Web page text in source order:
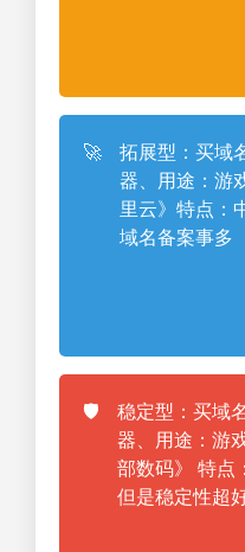
🚀
拓展型：买域
器、用途：游
里云》特点：
域名备案事多
🛡️
稳定型：买域
器、用途：游
部数码》 特点
但是稳定性超